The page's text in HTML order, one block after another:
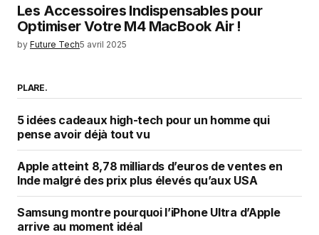
Les Accessoires Indispensables pour
Optimiser Votre M4 MacBook Air !
by Future Tech5 avril 2025
PLARE.
5 idées cadeaux high-tech pour un homme qui
pense avoir déjà tout vu
Apple atteint 8,78 milliards d’euros de ventes en
Inde malgré des prix plus élevés qu’aux USA
Samsung montre pourquoi l’iPhone Ultra d’Apple
arrive au moment idéal